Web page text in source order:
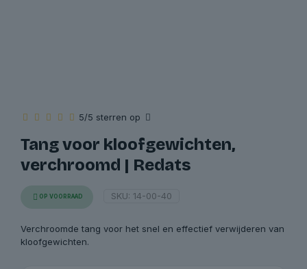
5/5 sterren op
Tang voor kloofgewichten,
verchroomd | Redats
OP VOORRAAD SKU: 14-00-40
Verchroomde tang voor het snel en effectief verwijderen van
kloofgewichten.